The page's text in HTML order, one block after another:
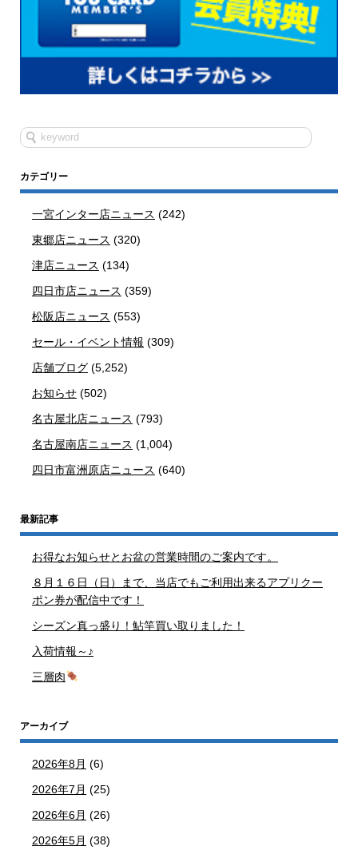
カテゴリー
一宮インター店ニュース (242)
東郷店ニュース (320)
津店ニュース (134)
四日市店ニュース (359)
松阪店ニュース (553)
セール・イベント情報 (309)
店舗ブログ (5,252)
お知らせ (502)
名古屋北店ニュース (793)
名古屋南店ニュース (1,004)
四日市富洲原店ニュース (640)
最新記事
お得なお知らせとお盆の営業時間のご案内です。
８月１６日（日）まで、当店でもご利用出来るアプリクー
ポン券が配信中です！
シーズン真っ盛り！鮎竿買い取りました！
入荷情報～♪
三層肉
アーカイブ
2026年8月 (6)
2026年7月 (25)
2026年6月 (26)
2026年5月 (38)